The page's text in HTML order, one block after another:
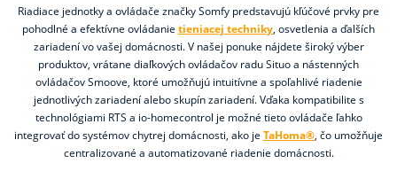
Riadiace jednotky a ovládače značky Somfy predstavujú kľúčové prvky pre
pohodlné a efektívne ovládanie tieniacej techniky, osvetlenia a ďalších
zariadení vo vašej domácnosti. V našej ponuke nájdete široký výber
produktov, vrátane diaľkových ovládačov radu Situo a nástenných
ovládačov Smoove, ktoré umožňujú intuitívne a spoľahlivé riadenie
jednotlivých zariadení alebo skupín zariadení. Vďaka kompatibilite s
technológiami RTS a io-homecontrol je možné tieto ovládače ľahko
integrovať do systémov chytrej domácnosti, ako je TaHoma®, čo umožňuje
centralizované a automatizované riadenie domácnosti.